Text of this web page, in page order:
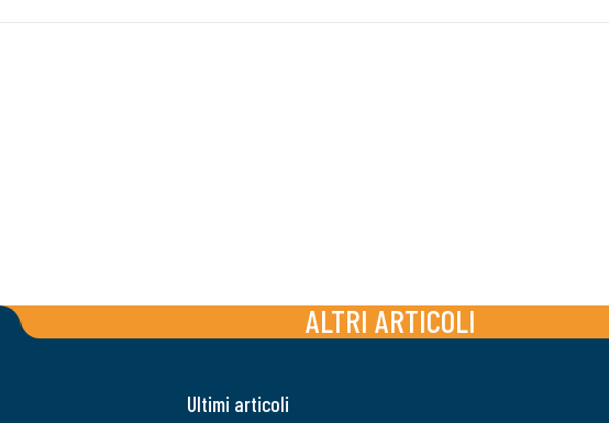
ALTRI ARTICOLI
Ultimi articoli